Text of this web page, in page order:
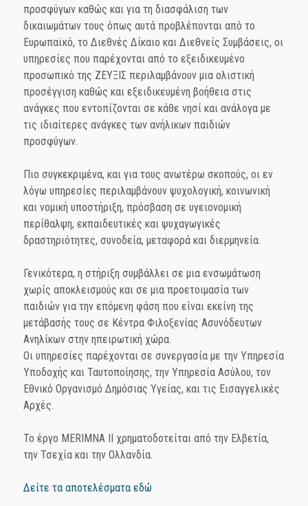
προσφύγων καθώς και για τη διασφάλιση των
δικαιωμάτων τους όπως αυτά προβλέπονται από το
Ευρωπαϊκό, το Διεθνές Δίκαιο και Διεθνείς Συμβάσεις, οι
υπηρεσίες που παρέχονται από το εξειδικευμένο
προσωπικό της ΖΕΥΞΙΣ περιλαμβάνουν μια ολιστική
προσέγγιση καθώς και εξειδικευμένη βοήθεια στις
ανάγκες που εντοπίζονται σε κάθε νησί και ανάλογα με
τις ιδιαίτερες ανάγκες των ανήλικων παιδιών
προσφύγων.
Πιο συγκεκριμένα, και για τους ανωτέρω σκοπούς, οι εν
λόγω υπηρεσίες περιλαμβάνουν ψυχολογική, κοινωνική
και νομική υποστήριξη, πρόσβαση σε υγειονομική
περίθαλψη, εκπαιδευτικές και ψυχαγωγικές
δραστηριότητες, συνοδεία, μεταφορά και διερμηνεία.
Γενικότερα, η στήριξη συμβάλλει σε μια ενσωμάτωση
χωρίς αποκλεισμούς και σε μια προετοιμασία των
παιδιών για την επόμενη φάση που είναι εκείνη της
μετάβασής τους σε Κέντρα Φιλοξενίας Ασυνόδευτων
Ανηλίκων στην ηπειρωτική χώρα.
Οι υπηρεσίες παρέχονται σε συνεργασία με την Υπηρεσία
Υποδοχής και Ταυτοποίησης, την Υπηρεσία Ασύλου, τον
Εθνικό Οργανισμό Δημόσιας Υγείας, και τις Εισαγγελικές
Αρχές.
Το έργο MERIMNA II χρηματοδοτείται από την Ελβετία,
την Τσεχία και την Ολλανδία.
Δείτε τα αποτελέσματα εδώ